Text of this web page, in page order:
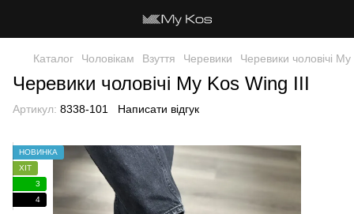
Каталог Чоловікам Взуття Черевики Черевики чоловічі
Черевики чоловічі My Kos Wing III
Артикул: 8338-101 Написати відгук
НОВИНКА
ХІТ
3
4